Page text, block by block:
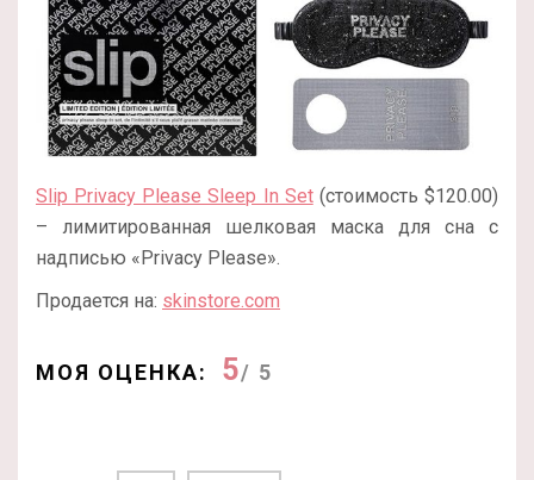
Slip Privacy Please Sleep In Set(стоимость $120.00)
– лимитированная шелковая маска для сна с
надписью «Privacy Please».
Продается на: skinstore.com
МОЯ ОЦЕНКА: 5/ 5